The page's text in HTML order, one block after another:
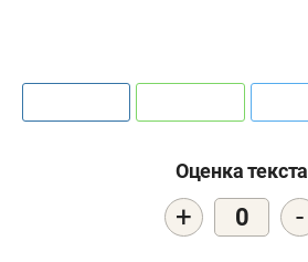
Оценка текста
+ 0 -